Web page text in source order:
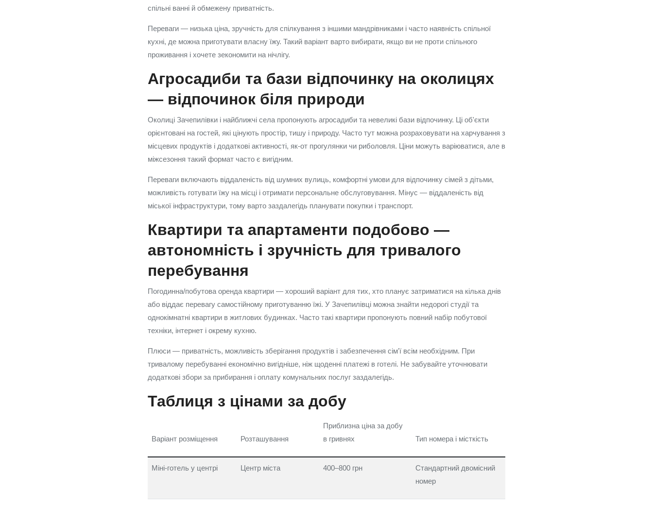
спільні ванні й обмежену приватність.
Переваги — низька ціна, зручність для спілкування з іншими мандрівниками і часто наявність спільної
кухні, де можна приготувати власну їжу. Такий варіант варто вибирати, якщо ви не проти спільного
проживання і хочете зекономити на нічлігу.
Агросадиби та бази відпочинку на околицях
— відпочинок біля природи
Околиці Зачепилівки і найближчі села пропонують агросадиби та невеликі бази відпочинку. Ці об'єкти
орієнтовані на гостей, які цінують простір, тишу і природу. Часто тут можна розраховувати на харчування з
місцевих продуктів і додаткові активності, як-от прогулянки чи риболовля. Ціни можуть варіюватися, але в
міжсезоння такий формат часто є вигідним.
Переваги включають віддаленість від шумних вулиць, комфортні умови для відпочинку сімей з дітьми,
можливість готувати їжу на місці і отримати персональне обслуговування. Мінус — віддаленість від
міської інфраструктури, тому варто заздалегідь планувати покупки і транспорт.
Квартири та апартаменти подобово —
автономність і зручність для тривалого
перебування
Погодинна/побутова оренда квартири — хороший варіант для тих, хто планує затриматися на кілька днів
або віддає перевагу самостійному приготуванню їжі. У Зачепилівці можна знайти недорогі студії та
однокімнатні квартири в житлових будинках. Часто такі квартири пропонують повний набір побутової
техніки, інтернет і окрему кухню.
Плюси — приватність, можливість зберігання продуктів і забезпечення сім'ї всім необхідним. При
тривалому перебуванні економічно вигідніше, ніж щоденні платежі в готелі. Не забувайте уточнювати
додаткові збори за прибирання і оплату комунальних послуг заздалегідь.
Таблиця з цінами за добу
Варіант розміщення Розташування
Приблизна ціна за добу
в гривнях
Тип номера і місткість
Міні-готель у центрі Центр міста 400–800 грн
Стандартний двомісний
номер